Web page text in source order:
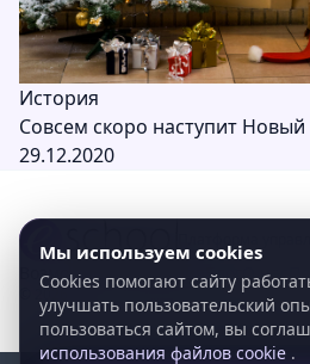
История
Совсем скоро наступит Новый
29.12.2020
Возможности РешенияБлог О нас
2026eschool. Все права защищены.
Мы используем cookies
Cookies помогают сайту
улучшать пользовательский
пользоваться сайтом, вы
использования файлов cookie .